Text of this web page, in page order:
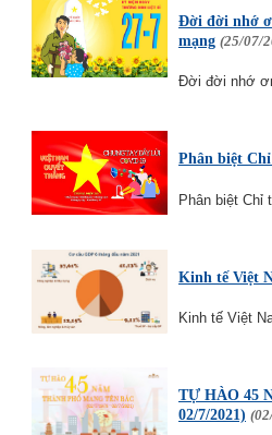
Đời đời nhớ
mạng (25/07/
Đời đời nhớ
Phân biệt
Phân biệt Chỉ
Kinh tế Việt
Kinh tế Việt
TỰ HÀO 45
02/7/2021)